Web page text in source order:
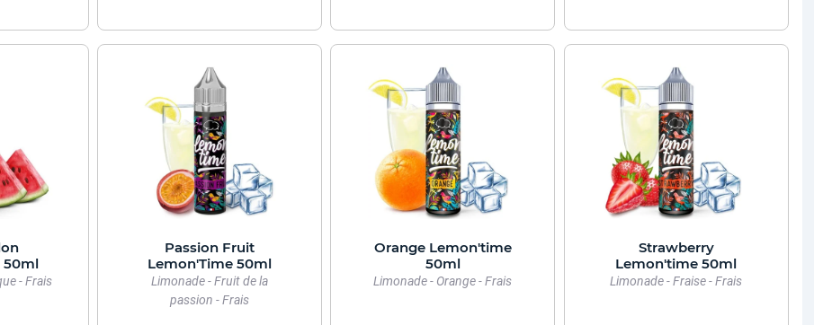
50ml
- Frais
Passion Fruit
Lemon'Time 50ml
Limonade - Fruit de la
passion - Frais
Orange Lemon'time
50ml
Limonade - Orange - Frais
Strawberry
Lemon'time 50ml
Limonade - Fraise - Frais